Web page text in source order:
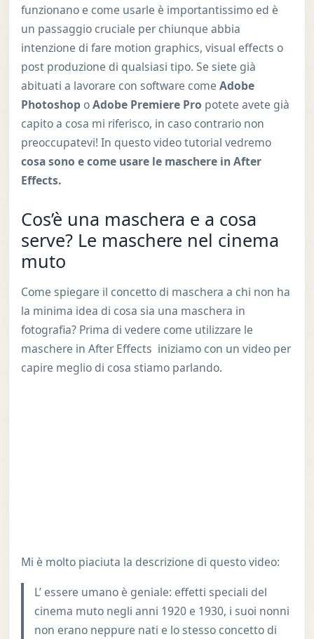
funzionano e come usarle è importantissimo ed è
un passaggio cruciale per chiunque abbia
intenzione di fare motion graphics, visual effects o
post produzione di qualsiasi tipo. Se siete già
abituati a lavorare con software come Adobe
PhotoshopoAdobe Premiere Pro potete avete già
capito a cosa mi riferisco, in caso contrario non
preoccupatevi! In questo video tutorial vedremo
cosa sono e come usare le maschere in After
Effects.
Cos’è una maschera e a cosa
serve? Le maschere nel cinema
muto
Come spiegare il concetto di maschera a chi non ha
la minima idea di cosa sia una maschera in
fotografia? Prima di vedere come utilizzare le
maschere in After Effects iniziamo con un video per
capire meglio di cosa stiamo parlando.
Mi è molto piaciuta la descrizione di questo video:
L’ essere umano è geniale: effetti speciali del
cinema muto negli anni 1920 e 1930, i suoi nonni
non erano neppure nati e lo stesso concetto di